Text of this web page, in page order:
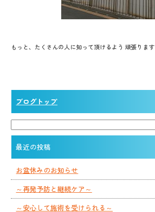
もっと、たくさんの人に知って頂けるよう 頑張ります
ブログトップ
最近の投稿
お盆休みのお知らせ
～再発予防と継続ケア～
～安心して施術を受けられる～